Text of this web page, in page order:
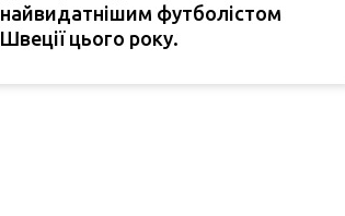
найвидатнішим футболістом
Швеції цього року.